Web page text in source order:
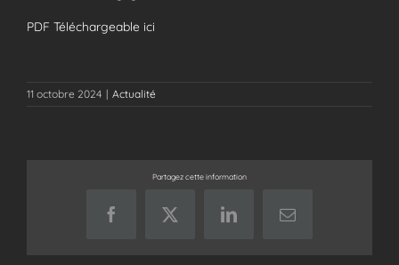
PDF Téléchargeable ici
11 octobre 2024 | Actualité
Partagez cette information
FacebookX LinkedInEmail